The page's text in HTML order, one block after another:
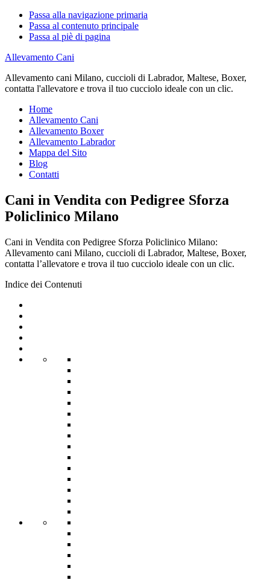
Passa alla navigazione primaria
Passa al contenuto principale
Passa al piè di pagina
Allevamento Cani
Allevamento cani Milano, cuccioli di Labrador, Maltese, Boxer,
contatta l'allevatore e trova il tuo cucciolo ideale con un clic.
Home
Allevamento Cani
Allevamento Boxer
Allevamento Labrador
Mappa del Sito
Blog
Contatti
Cani in Vendita con Pedigree Sforza
Policlinico Milano
Cani in Vendita con Pedigree Sforza Policlinico Milano:
Allevamento cani Milano, cuccioli di Labrador, Maltese, Boxer,
contatta l’allevatore e trova il tuo cucciolo ideale con un clic.
Indice dei Contenuti